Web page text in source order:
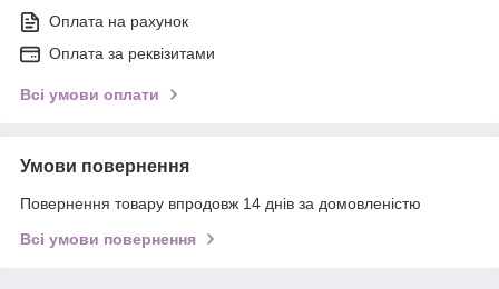
Оплата на рахунок
Оплата за реквізитами
Всі умови оплати
Умови повернення
Повернення товару впродовж 14 днів за домовленістю
Всі умови повернення